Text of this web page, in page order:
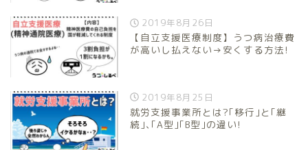
2019年8月26日
【自立支援医療制度】うつ病治療費
が高いし払えない→安くする方法!
2019年8月25日
就労支援事業所とは?｢移行｣と｢継
続｣､｢A型｣｢B型｣の違い!